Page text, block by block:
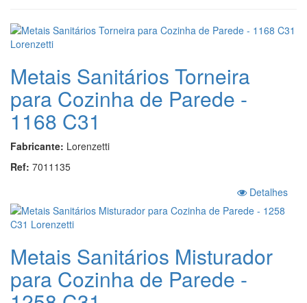
Metais Sanitários Torneira
para Cozinha de Parede -
1168 C31
Fabricante: Lorenzetti
Ref: 7011135
Detalhes
Metais Sanitários Misturador
para Cozinha de Parede -